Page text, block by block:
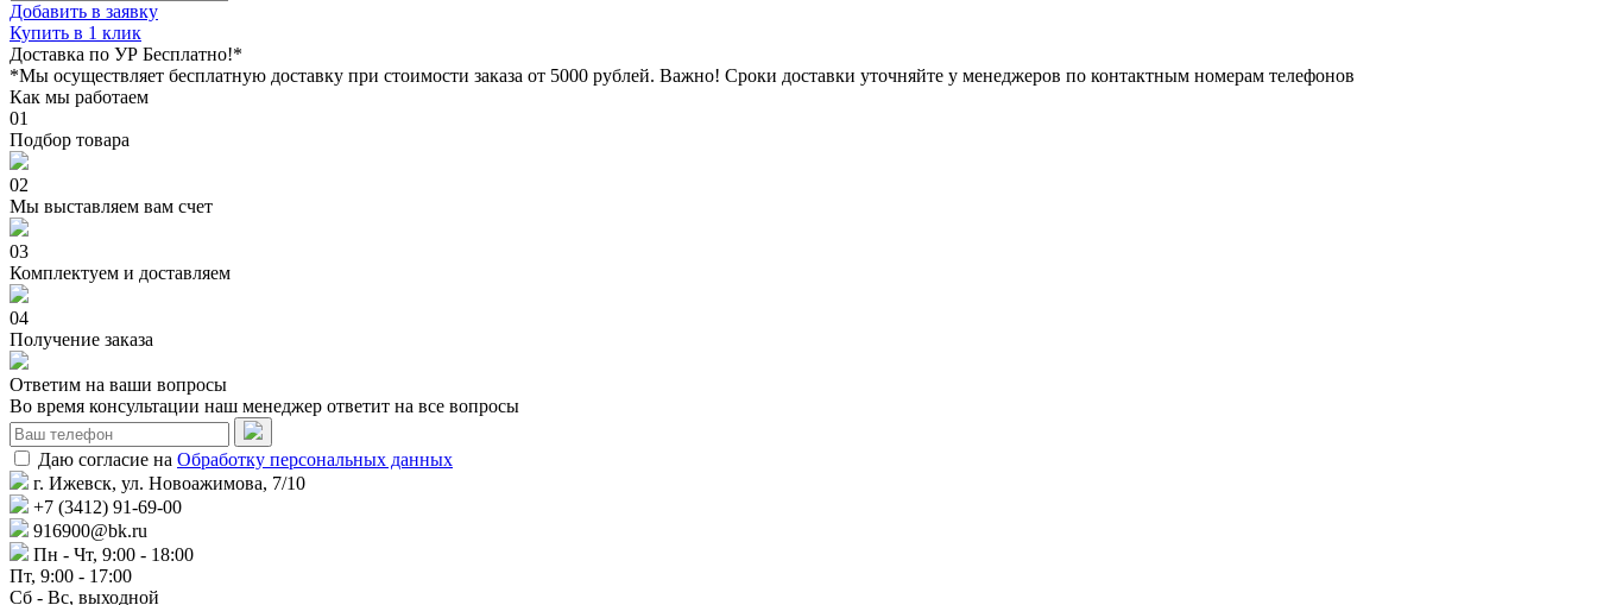
Добавить в заявку
Купить в 1 клик
Доставка по УР Бесплатно!*
*Мы осуществляет бесплатную доставку при стоимости заказа от 5000 рублей. Важно! Сроки доставки уточняйте у менеджеров по контактным номерам телефонов
Как мы работаем
01
Подбор товара
02
Мы выставляем вам счет
03
Комплектуем и доставляем
04
Получение заказа
Ответим на ваши вопросы
Во время консультации наш менеджер ответит на все вопросы
Даю согласие на Обработку персональных данных
г. Ижевск, ул. Новоажимова, 7/10
+7 (3412) 91-69-00
916900@bk.ru
Пн - Чт, 9:00 - 18:00
Пт, 9:00 - 17:00
Сб - Вс, выходной